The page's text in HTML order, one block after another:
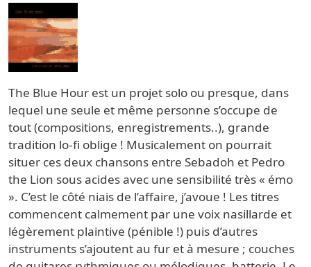
The Blue Hour est un projet solo ou presque, dans
lequel une seule et même personne s’occupe de
tout (compositions, enregistrements..), grande
tradition lo-fi oblige ! Musicalement on pourrait
situer ces deux chansons entre Sebadoh et Pedro
the Lion sous acides avec une sensibilité très « émo
». C’est le côté niais de l’affaire, j’avoue ! Les titres
commencent calmement par une voix nasillarde et
légèrement plaintive (pénible !) puis d’autres
instruments s’ajoutent au fur et à mesure ; couches